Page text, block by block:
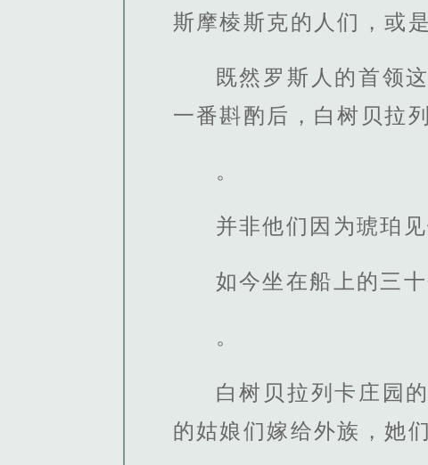
斯摩棱斯克的人们，或
既然罗斯人的首领
一番斟酌后，白树贝拉
。
并非他们因为琥珀
如今坐在船上的三
。
白树贝拉列卡庄园
的姑娘们嫁给外族，她